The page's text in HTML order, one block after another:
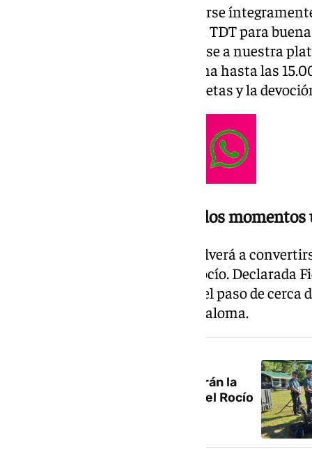
A través de 101 Play puede seguirse
ambos puntos, mientras que en TDT para
todos lados que quiera conectarse a nuestra
desde primera hora de la mañana hasta las
ambiente, el tránsito de las carretas y la
Villamanrique y el Quema, dos
Villamanrique de la Condesa volverá a
de los grandes epicentros del Rocío. Declarada
Andalucía, la localidad recibirá el paso de cerca
peregrinación hacia la Blanca Paloma.
Más de 1.100 efectivos reforzarán la
seguridad durante la Romería del Rocío